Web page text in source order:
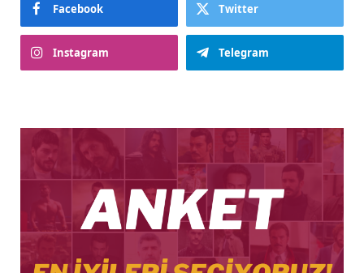
Facebook Twitter
Instagram Telegram